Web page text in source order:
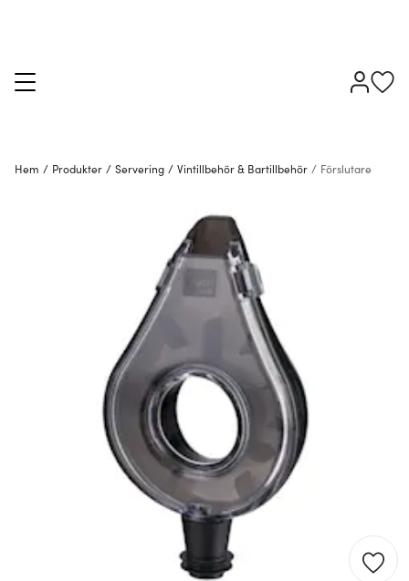
Hem / Produkter / Servering / Vintillbehör & Bartillbehör / Förslutare